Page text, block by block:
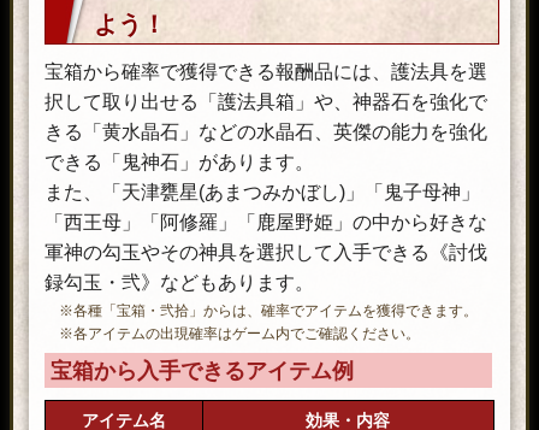
よう！
宝箱から確率で獲得できる報酬品には、護法具を選
択して取り出せる「護法具箱」や、神器石を強化で
きる「黄水晶石」などの水晶石、英傑の能力を強化
できる「鬼神石」があります。
また、「天津甕星(あまつみかぼし)」「鬼子母神」
「西王母」「阿修羅」「鹿屋野姫」の中から好きな
軍神の勾玉やその神具を選択して入手できる《討伐
録勾玉・弐》などもあります。
※各種「宝箱・弐拾」からは、確率でアイテムを獲得できます。
※各アイテムの出現確率はゲーム内でご確認ください。
宝箱から入手できるアイテム例
アイテム名 効果・内容